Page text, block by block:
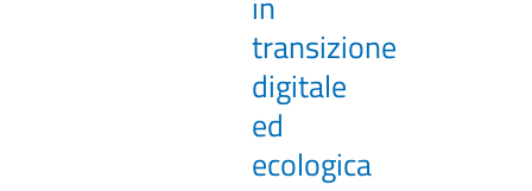
transizione
digitale
ed
ecologica